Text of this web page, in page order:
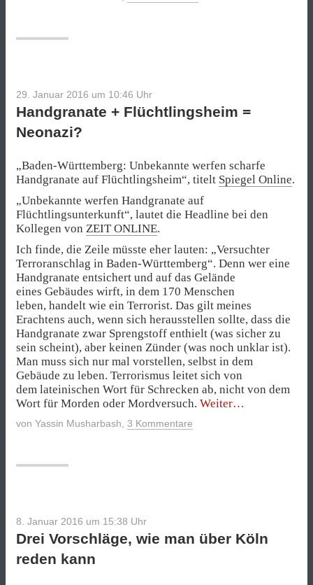
29. Januar 2016 um 10:46 Uhr
Handgranate + Flüchtlingsheim =
Neonazi?
„Baden-Württemberg: Unbekannte werfen scharfe
Handgranate auf Flüchtlingsheim“, titelt Spiegel Online.
„Unbekannte werfen Handgranate auf
Flüchtlingsunterkunft“, lautet die Headline bei den
Kollegen von ZEIT ONLINE.
Ich finde, die Zeile müsste eher lauten: „Versuchter
Terroranschlag in Baden-Württemberg“. Denn wer eine
Handgranate entsichert und auf das Gelände
eines Gebäudes wirft, in dem 170 Menschen
leben, handelt wie ein Terrorist. Das gilt meines
Erachtens auch, wenn sich herausstellen sollte, dass die
Handgranate zwar Sprengstoff enthielt (was sicher zu
sein scheint), aber keinen Zünder (was noch unklar ist).
Man muss sich nur mal vorstellen, selbst in dem
Gebäude zu leben. Terrorismus leitet sich von
dem lateinischen Wort für Schrecken ab, nicht von dem
Wort für Morden oder Mordversuch. Weiter„Handgranate
von Yassin Musharbash 3 Kommentare
8. Januar 2016 um 15:38 Uhr
Drei Vorschläge, wie man über Köln
reden kann